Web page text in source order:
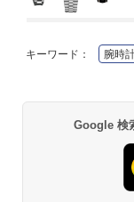
キーワード： 腕時
Google 検